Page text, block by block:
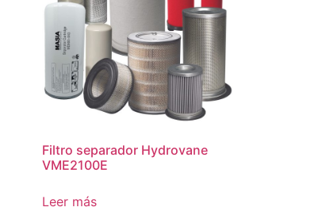
Filtro separador Hydrovane
VME2100E
Leer más